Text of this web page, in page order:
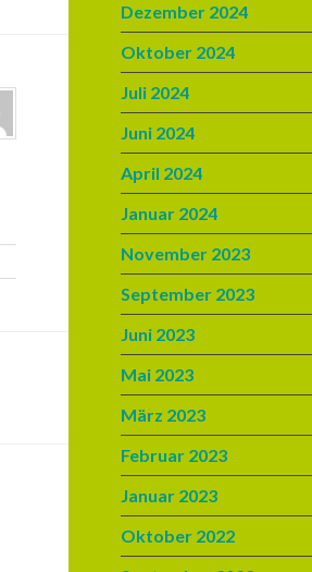
Dezember 2024
Oktober 2024
Juli 2024
Juni 2024
April 2024
Januar 2024
November 2023
September 2023
Juni 2023
Mai 2023
März 2023
Februar 2023
Januar 2023
Oktober 2022